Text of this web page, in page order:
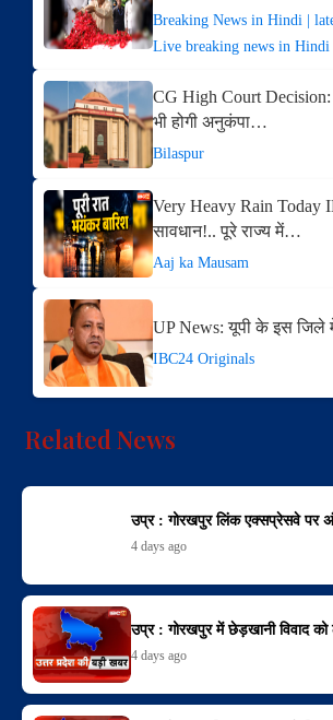
Breaking News in Hindi |
Live breaking news in Hindi
CG High Court Decision:
भी होगी अनुकंपा…
Bilaspur
Very Heavy Rain Today
सावधान!.. पूरे राज्य में…
Aaj ka Mausam
UP News: यूपी के इस
IBC24 Originals
Related News
उप्र : गोरखपुर लिंक एक्सप्रेसवे पर
4 days ago
उप्र : गोरखपुर में छेड़खानी विवाद
4 days ago